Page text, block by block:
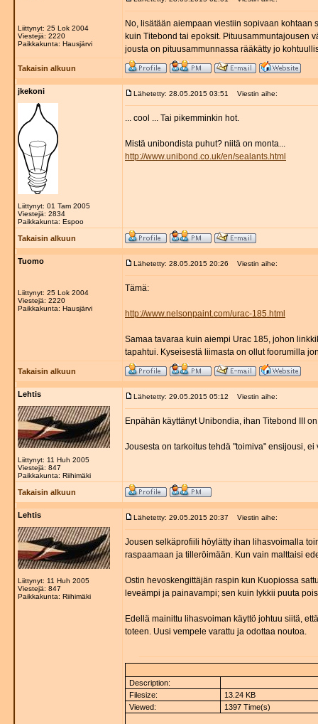
Liittynyt: 25 Lok 2004
Viestejä: 2220
Paikkakunta: Hausjärvi
No, lisätään aiempaan viestiin sopivaan kohtaan
kuin Titebond tai epoksit. Pituusammuntajousen
jousta on pituusammunnassa rääkätty jo
Takaisin alkuun
jkekoni
Liittynyt: 01 Tam 2005
Viestejä: 2834
Paikkakunta: Espoo
Lähetetty: 28.05.2015 03:51 Viestin aihe:
... cool ... Tai pikemminkin hot.
Mistä unibondista puhut? niitä on monta...
http://www.unibond.co.uk/en/sealants.html
Takaisin alkuun
Tuomo
Liittynyt: 25 Lok 2004
Viestejä: 2220
Paikkakunta: Hausjärvi
Lähetetty: 28.05.2015 20:26 Viestin aihe:
Tämä:
http://www.nelsonpaint.com/urac-185.html
Samaa tavaraa kuin aiempi Urac 185, johon
tapahtui. Kyseisestä liimasta on ollut foorumilla
Takaisin alkuun
Lehtis
Liittynyt: 11 Huh 2005
Viestejä: 847
Paikkakunta: Riihimäki
Lähetetty: 29.05.2015 05:12 Viestin aihe:
Enpähän käyttänyt Unibondia, ihan Titebond III
Jousesta on tarkoitus tehdä "toimiva" ensijousi,
Takaisin alkuun
Lehtis
Liittynyt: 11 Huh 2005
Viestejä: 847
Paikkakunta: Riihimäki
Lähetetty: 29.05.2015 20:37 Viestin aihe:
Jousen selkäprofiili höylätty ihan lihasvoimalla
raspaamaan ja tilleröimään. Kun vain malttaisi
Ostin hevoskengittäjän raspin kun Kuopiossa
leveämpi ja painavampi; sen kuin lykkii puuta
Edellä mainittu lihasvoiman käyttö johtuu siitä,
toteen. Uusi vempele varattu ja odottaa noutoa.
Description:
Filesize:
13.24 KB
Viewed:
1397 Time(s)